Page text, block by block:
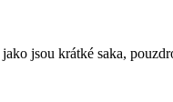
jsou krátké saka,